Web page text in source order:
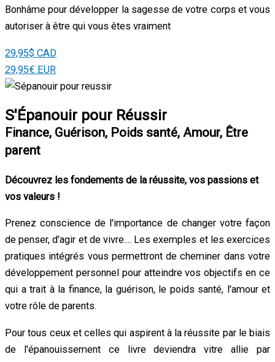
Bonhâme pour développer la sagesse de votre corps et vous
autoriser à être qui vous êtes vraiment
29,95$ CAD
29,95€ EUR
S'Épanouir pour Réussir
Finance, Guérison, Poids santé, Amour, Être
parent
Découvrez les fondements de la réussite, vos passions et
vos valeurs !
Prenez conscience de l'importance de changer votre façon
de penser, d'agir et de vivre.... Les exemples et les exercices
pratiques intégrés vous permettront de cheminer dans votre
développement personnel pour atteindre vos objectifs en ce
qui a trait à la finance, la guérison, le poids santé, l'amour et
votre rôle de parents.
Pour tous ceux et celles qui aspirent à la réussite par le biais
de l'épanouissement ce livre deviendra vitre allie par